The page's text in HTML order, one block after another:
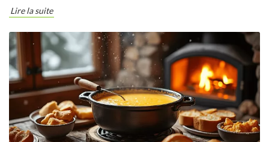
Lire la suite